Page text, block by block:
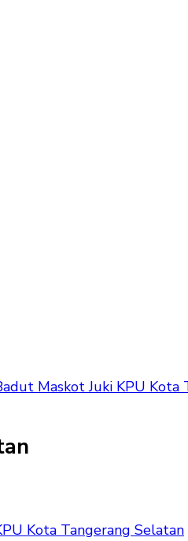
Maskot Juki KPU Kota
Kota Tangerang Selatan